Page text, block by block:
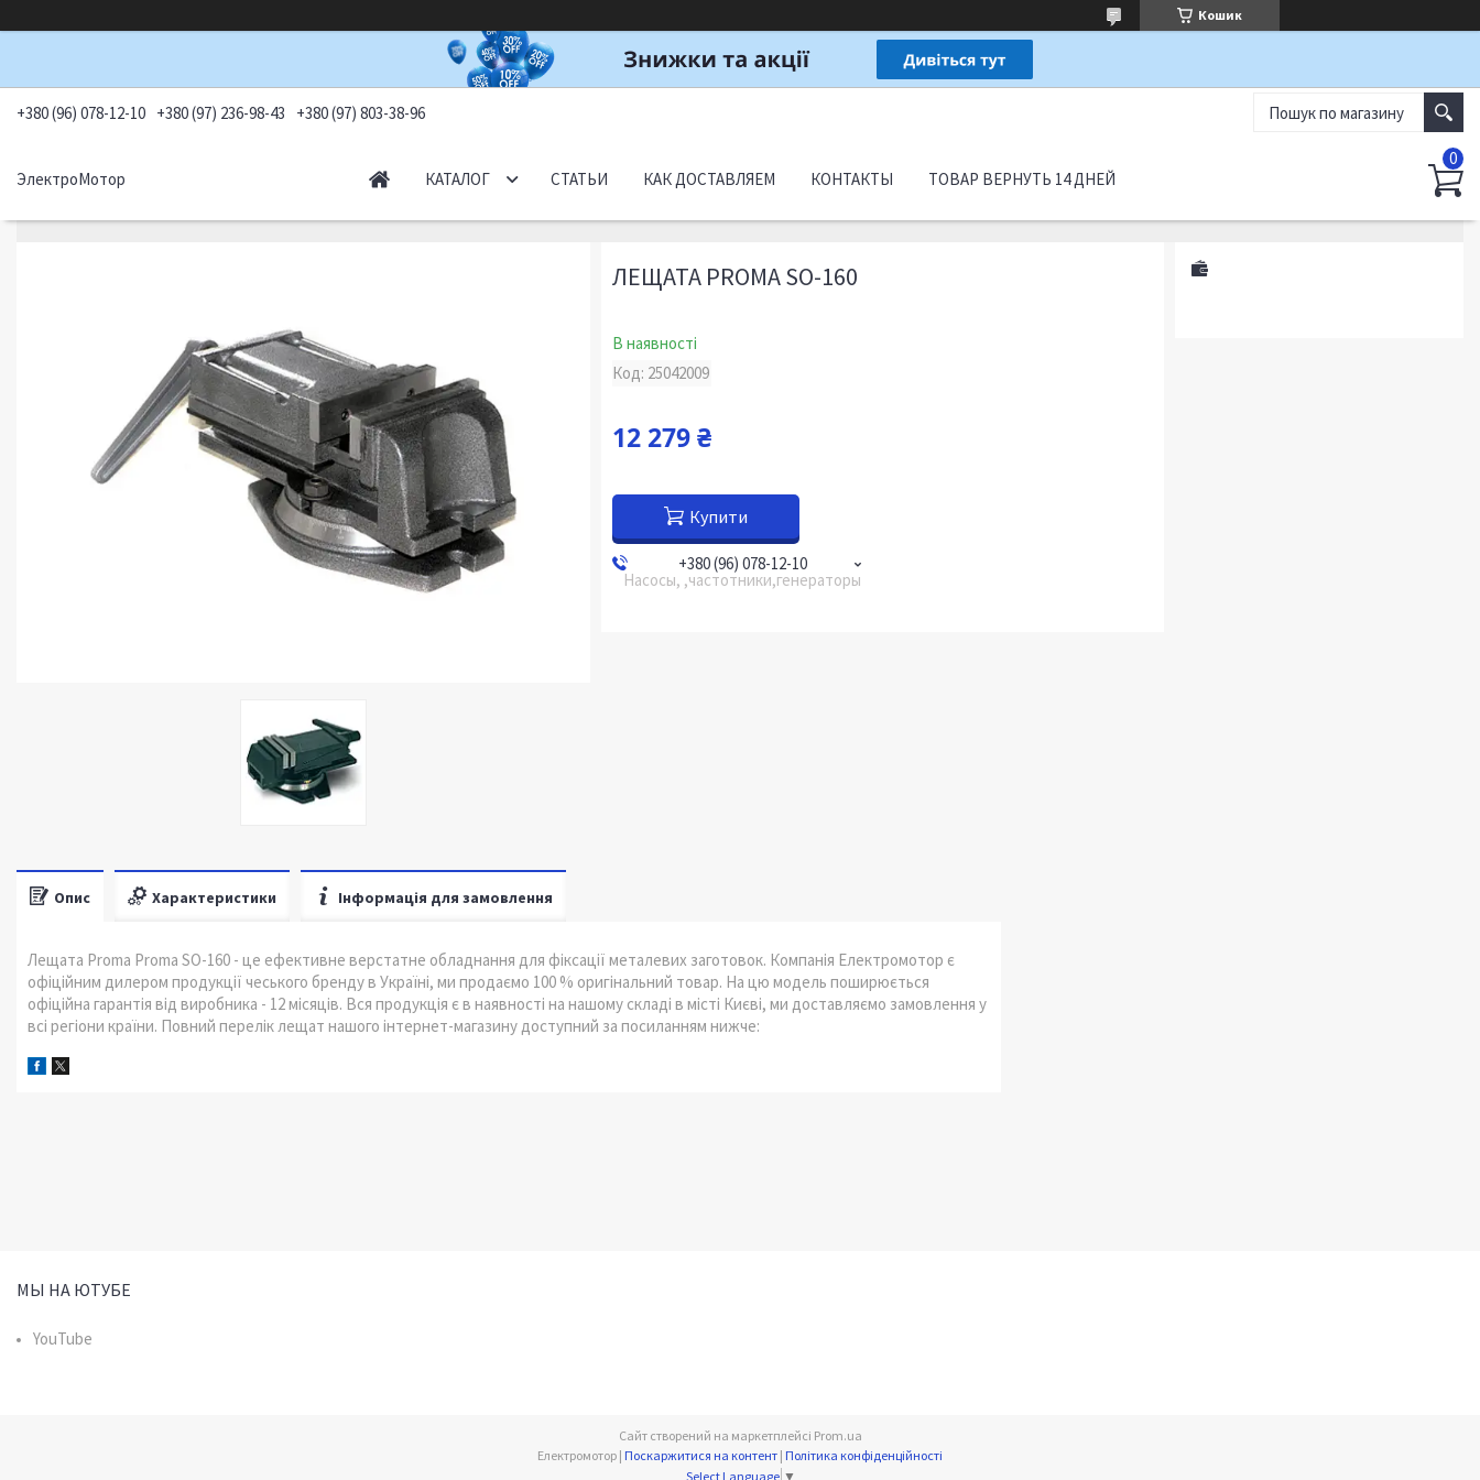
Кошик
+380 (96) 078-12-10 +380 (97) 236-98-43 +380 (97) 803-38-96
ЭлектроМотор КАТАЛОГ СТАТЬИ КАК ДОСТАВЛЯЕМ КОНТАКТЫ ТОВАР ВЕРНУТЬ 14 ДНЕЙ
ЛЕЩАТА PROMA SO-160
В наявності
Код: 25042009
12 279 ₴
Купити
+380 (96) 078-12-10
Насосы, ,частотники,генераторы
Опис Характеристики Інформація для замовлення
Лещата Proma Proma SO-160 - це ефективне верстатне обладнання для фіксації металевих заготовок. Компанія Електромотор є
офіційним дилером продукції чеського бренду в Україні, ми продаємо 100 % оригінальний товар. На цю модель поширюється
офіційна гарантія від виробника - 12 місяців. Вся продукція є в наявності на нашому складі в місті Києві, ми доставляємо замовлення у
всі регіони країни. Повний перелік лещат нашого інтернет-магазину доступний за посиланням нижче:
МЫ НА ЮТУБЕ
YouTube
Сайт створений на маркетплейсі Prom.ua
Електромотор | Поскаржитися на контент | Політика конфіденційності
Select Language ▼